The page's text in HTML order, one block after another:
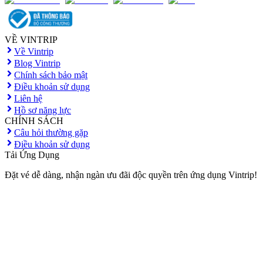
VỀ VINTRIP
Về Vintrip
Blog Vintrip
Chính sách bảo mật
Điều khoản sử dụng
Liên hệ
Hồ sơ năng lực
CHÍNH SÁCH
Câu hỏi thường gặp
Điều khoản sử dụng
Tải Ứng Dụng
Đặt vé dễ dàng, nhận ngàn ưu đãi độc quyền trên ứng dụng Vintrip!